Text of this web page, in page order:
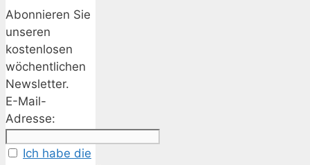
Abonnieren Sie
unseren
kostenlosen
wöchentlichen
Newsletter.
E-Mail-
Adresse:
Ich habe die